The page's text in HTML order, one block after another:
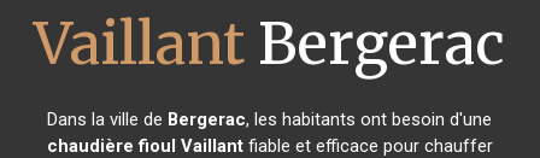
Vaillant Bergerac
Dans la ville de Bergerac, les habitants ont besoin d'une
chaudière fioul Vaillantfiable et efficace pour chauffer